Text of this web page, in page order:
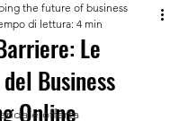
e offerta
Le
Business
Online
the future of business
di lettura: 4 min